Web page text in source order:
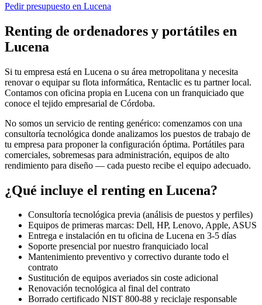
Pedir presupuesto en Lucena
Renting de ordenadores y portátiles en
Lucena
Si tu empresa está en Lucena o su área metropolitana y necesita
renovar o equipar su flota informática, Rentaclic es tu partner local.
Contamos con oficina propia en Lucena con un franquiciado que
conoce el tejido empresarial de Córdoba.
No somos un servicio de renting genérico: comenzamos con una
consultoría tecnológica donde analizamos los puestos de trabajo de
tu empresa para proponer la configuración óptima. Portátiles para
comerciales, sobremesas para administración, equipos de alto
rendimiento para diseño — cada puesto recibe el equipo adecuado.
¿Qué incluye el renting en Lucena?
Consultoría tecnológica previa (análisis de puestos y perfiles)
Equipos de primeras marcas: Dell, HP, Lenovo, Apple, ASUS
Entrega e instalación en tu oficina de Lucena en 3-5 días
Soporte presencial por nuestro franquiciado local
Mantenimiento preventivo y correctivo durante todo el
contrato
Sustitución de equipos averiados sin coste adicional
Renovación tecnológica al final del contrato
Borrado certificado NIST 800-88 y reciclaje responsable